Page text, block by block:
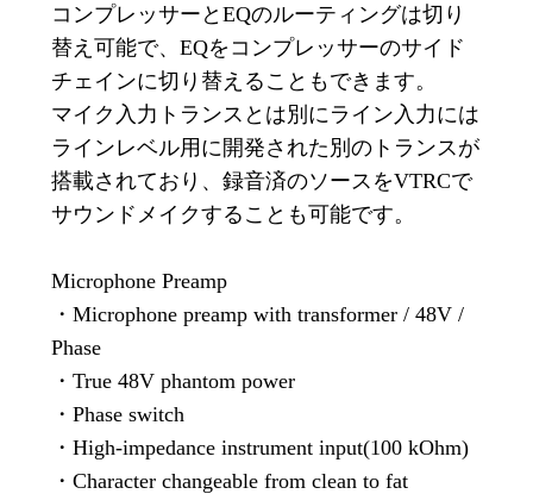
コンプレッサーとEQのルーティングは切り
替え可能で、EQをコンプレッサーのサイド
チェインに切り替えることもできます。
マイク入力トランスとは別にライン入力には
ラインレベル用に開発された別のトランスが
搭載されており、録音済のソースをVTRCで
サウンドメイクすることも可能です。
Microphone Preamp
・Microphone preamp with transformer / 48V /
Phase
・True 48V phantom power
・Phase switch
・High-impedance instrument input(100 kOhm)
・Character changeable from clean to fat